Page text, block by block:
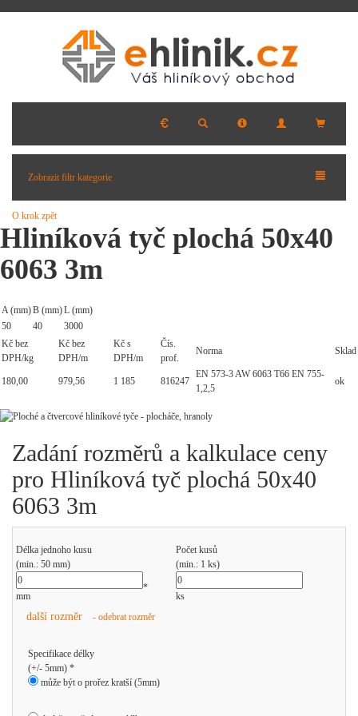
Zobrazit filtr kategorie
O krok zpět
Hliníková tyč plochá 50x40
6063 3m
A (mm)B (mm)L (mm)
50
40
3000
Kč bez
DPH/kg
Kč bez
DPH/m
Kč s
DPH/m
Čís.
prof.
Norma Sklad
180,00 979,56 1 185 816247
EN 573-3 AW 6063 T66 EN 755-
1,2,5
ok
Zadání rozměrů a kalkulace ceny
pro Hliníková tyč plochá 50x40
6063 3m
Délka jednoho kusu
(min.: 50 mm)
Počet kusů
(min.: 1 ks)
mm
*
ks
další rozměr - odebrat rozměr
Specifikace délky
(+/- 5mm) *
může být o prořez kratší (5mm)